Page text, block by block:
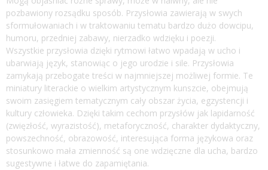
pozbawiony rozsądku sposób. Przysłowia zawierają w swych
sformułowaniach i w traktowaniu tematu bardzo dużo dowcipu,
humoru, przedniej zabawy, nierzadko wdzięku i poezji.
Wszystkie przysłowia dzięki rytmowi łatwo wpadają w ucho i
ubarwiają język, stanowiąc o jego urodzie i sile. Przysłowia
zamykają przebogate treści w najmniejszej możliwej formie. Te
miniatury literackie o wielkim artystycznym kunszcie, obejmują
swoim zasięgiem tematycznym cały obszar życia, egzystencji i
kultury człowieka. Dzięki takim cechom przysłów jak lapidarność
(zwięzłość, wyrazistość), metaforyczność, charakter dydaktyczny,
powszechność, obrazowość, interesująca forma językowa oraz
stosunkowo mała zmienność są one wdzięczne dla ucha, bardzo
sugestywne i łatwe do zapamiętania.